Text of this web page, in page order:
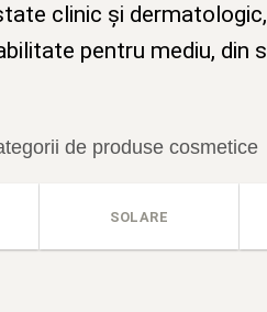
clinic și
pentru mediu, din
de produse cosmetice
SOLARE